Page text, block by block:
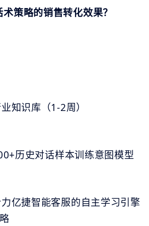
策略的销售转化效果？
知识库（1-2周）
历史对话样本训练意图模型
亿捷智能客服的自主学习引擎